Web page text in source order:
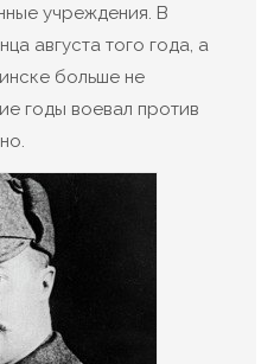
учреждения. В
августа того года, а
больше не
годы воевал против